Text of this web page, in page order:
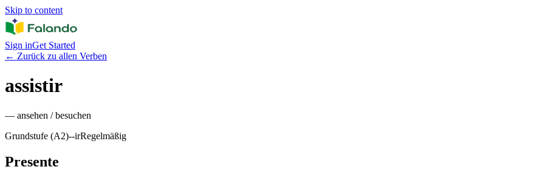
Skip to content
Sign inGet Started
← Zurück zu allen Verben
assistir
— ansehen / besuchen
Grundstufe (A2)--irRegelmäßig
Presente